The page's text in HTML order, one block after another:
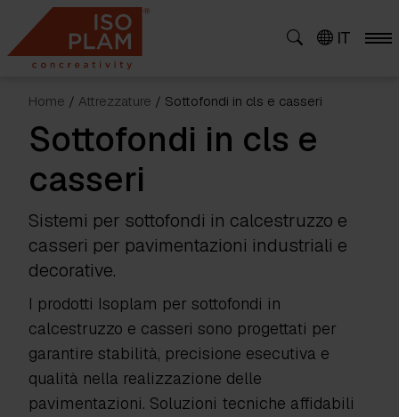
content
IT
Home / Attrezzature / Sottofondi in cls e casseri
Sottofondi in cls e
casseri
Sistemi per sottofondi in calcestruzzo e
casseri per pavimentazioni industriali e
decorative.
I prodotti Isoplam per sottofondi in
calcestruzzo e casseri sono progettati per
garantire stabilità, precisione esecutiva e
qualità nella realizzazione delle
pavimentazioni. Soluzioni tecniche affidabili